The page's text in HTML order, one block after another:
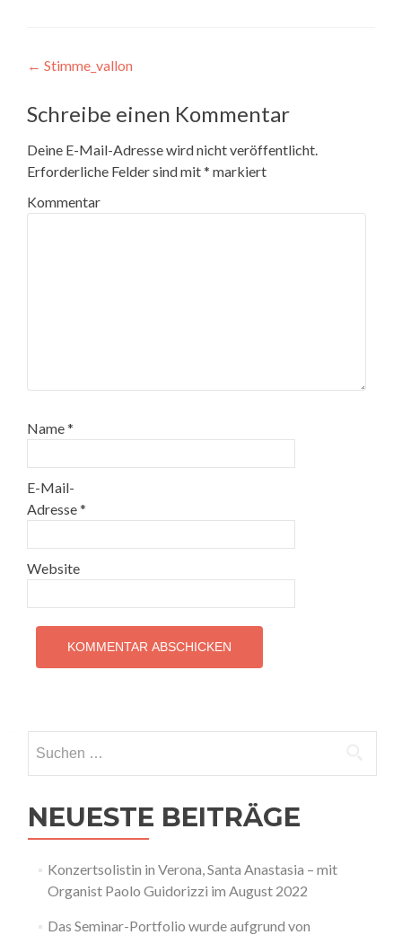
Beitragsnavigation
← Stimme_vallon
Schreibe einen Kommentar
Deine E-Mail-Adresse wird nicht veröffentlicht.
Erforderliche Felder sind mit* markiert
Kommentar
Name*
E-Mail-
Adresse*
Website
nach:
NEUESTE BEITRÄGE
Konzertsolistin in Verona, Santa Anastasia – mit
Organist Paolo Guidorizzi im August 2022
Das Seminar-Portfolio wurde aufgrund von